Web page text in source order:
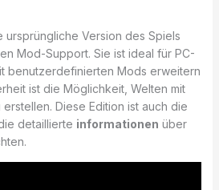
ursprüngliche Version des Spiels
Mod-Support. Sie ist ideal für PC-
benutzerdefinierten Mods erweitern
ist die Möglichkeit, Welten mit
erstellen. Diese Edition ist auch die
detaillierte informationen über